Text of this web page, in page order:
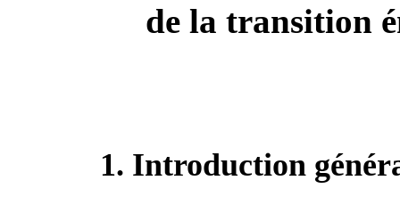
de la transition
1. Introduction